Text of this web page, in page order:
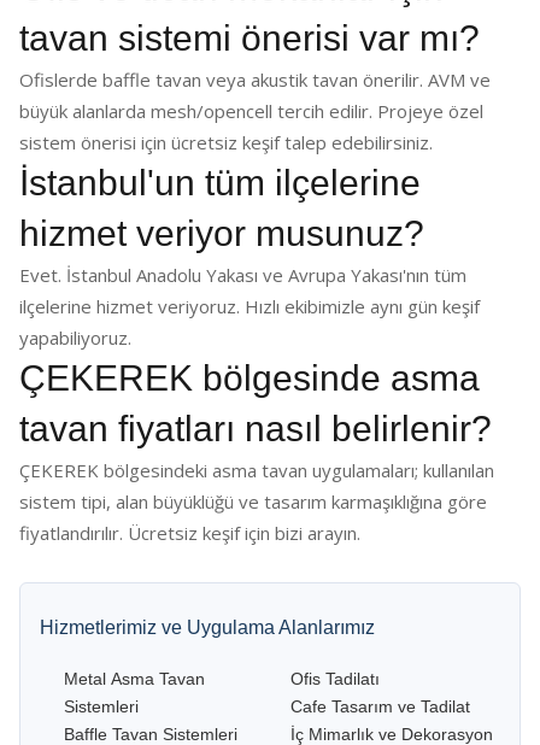
tavan sistemi önerisi var mı?
Ofislerde baffle tavan veya akustik tavan önerilir. AVM ve
büyük alanlarda mesh/opencell tercih edilir. Projeye özel
sistem önerisi için ücretsiz keşif talep edebilirsiniz.
İstanbul'un tüm ilçelerine
hizmet veriyor musunuz?
Evet. İstanbul Anadolu Yakası ve Avrupa Yakası'nın tüm
ilçelerine hizmet veriyoruz. Hızlı ekibimizle aynı gün keşif
yapabiliyoruz.
ÇEKEREK bölgesinde asma
tavan fiyatları nasıl belirlenir?
ÇEKEREK bölgesindeki asma tavan uygulamaları; kullanılan
sistem tipi, alan büyüklüğü ve tasarım karmaşıklığına göre
fiyatlandırılır. Ücretsiz keşif için bizi arayın.
Hizmetlerimiz ve Uygulama Alanlarımız
Metal Asma Tavan
Sistemleri
Baffle Tavan Sistemleri
Ofis Tadilatı
Cafe Tasarım ve Tadilat
İç Mimarlık ve Dekorasyon